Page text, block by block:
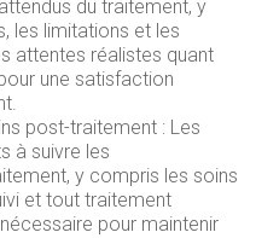
du traitement, y
les limitations et les
attentes réalistes quant
une satisfaction
post-traitement : Les
à suivre les
y compris les soins
et tout traitement
pour maintenir